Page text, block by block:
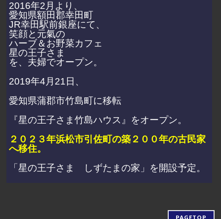
2016年2月より、
愛知県額田郡幸田町
JR幸田駅前銀座にて、
笑顔と元氣の
ハーブ＆お野菜カフェ
星の王子さま
を、夫婦でオープン。
2019年4月21日、
愛知県蒲郡市竹島町に移転
『星の王子さま竹島ハウス』をオープン。
２０２３年浜松市引佐町の築２００年の古民家
へ移住。
「星の王子さま しずたまの家」を開設予定。
PAGETOP